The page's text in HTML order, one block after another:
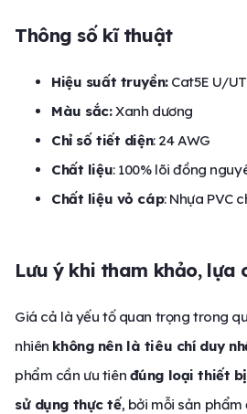
Thông số kĩ thuật
Hiệu suất truyền:Cat5E U/
Màu sắc:Xanh dương
Chỉ số tiết diện: 24 AWG
Chất liệu: 100% lõi đồng
Chất liệu vỏ cáp: Nhựa PVC
Lưu ý khi tham khảo, lựa
Giá cả là yếu tố quan trọng trong
nhiên không nên là tiêu chí duy
phẩm cần ưu tiên đúng loại thiết
sử dụng thực tế, bởi mỗi sản